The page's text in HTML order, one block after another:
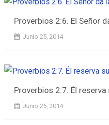
Proverbios 2:6. El Señor
Junio 25, 2014
Proverbios 2:7. Él reserva
Junio 25, 2014